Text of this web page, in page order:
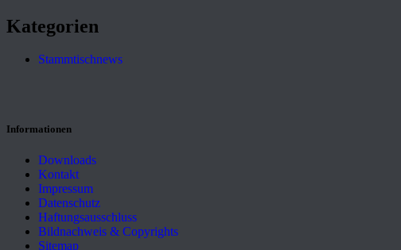
Kategorien
Stammtischnews
Informationen
Downloads
Kontakt
Impressum
Datenschutz
Haftungsausschluss
Bildnachweis & Copyrights
Sitemap